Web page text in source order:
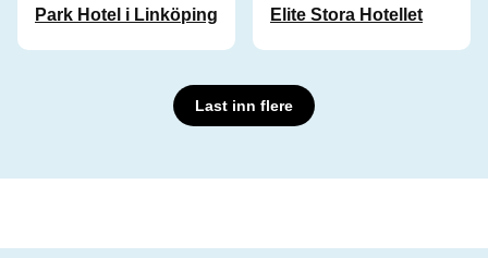
Park Hotel i Linköping Elite Stora Hotellet
Last inn flere